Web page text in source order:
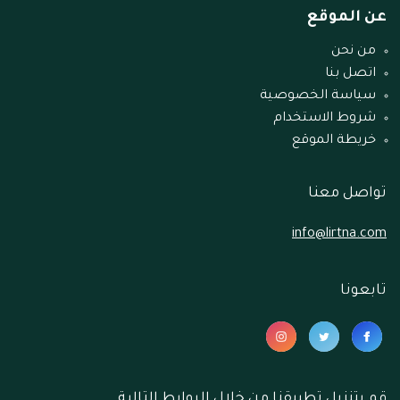
عن الموقع
من نحن
اتصل بنا
سياسة الخصوصية
شروط الاستخدام
خريطة الموقع
تواصل معنا
info@lirtna.com
تابعونا